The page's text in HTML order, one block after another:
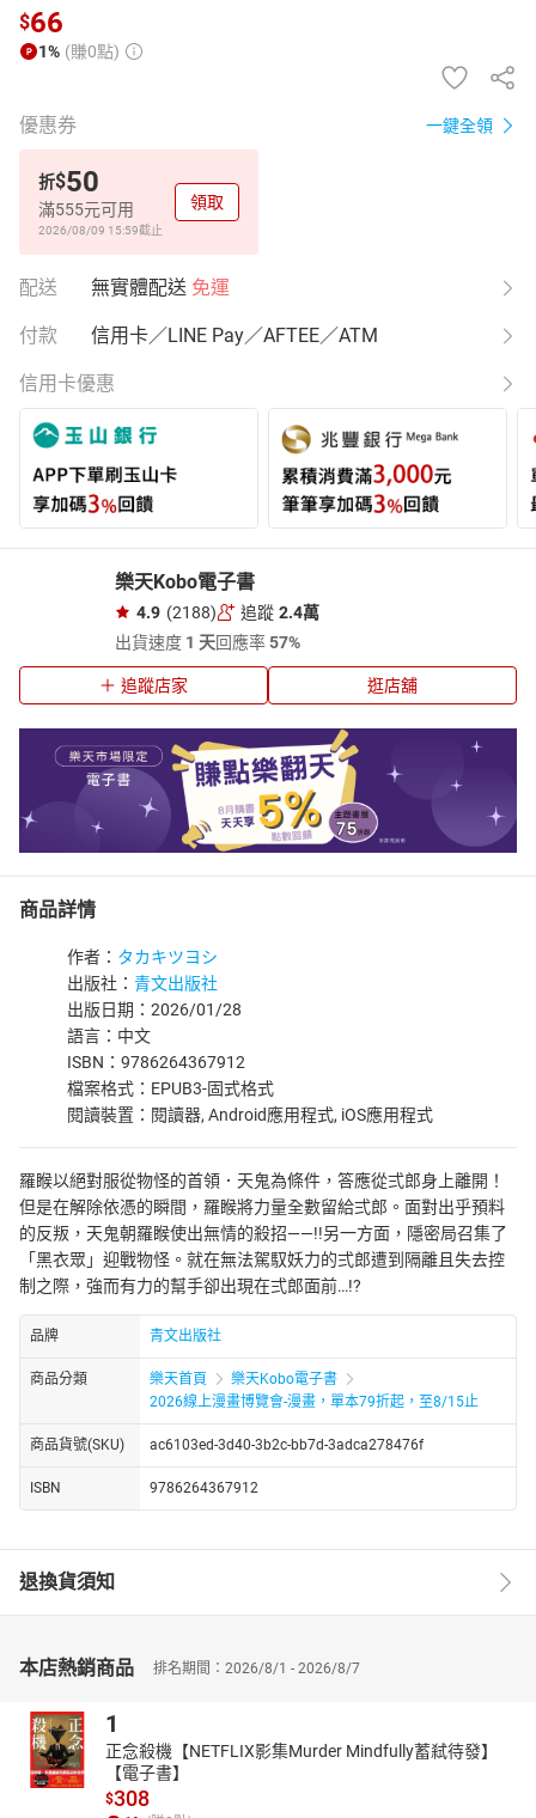
$66
1% (賺0點)
優惠券 一鍵全領
折$50
滿555元可用
2026/08/09 15:59截止
領取
配送 無實體配送 免運
付款 信用卡／LINE Pay／AFTEE／ATM
信用卡優惠
樂天Kobo電子書
4.9 (2188) 追蹤 2.4萬
出貨速度 1 天回應率57%
追蹤店家 逛店舖
商品詳情
作者： タカキツヨシ
出版社： 青文出版社
出版日期：2026/01/28
語言：中文
ISBN：9786264367912
檔案格式：EPUB3-固式格式
閱讀裝置：閱讀器, Android應用程式, iOS應用程式
羅睺以絕對服從物怪的首領．天鬼為條件，答應從弍郎身上離開！
但是在解除依憑的瞬間，羅睺將力量全數留給弍郎。面對出乎預料
的反叛，天鬼朝羅睺使出無情的殺招——!!另一方面，隱密局召集了
「黑衣眾」迎戰物怪。就在無法駕馭妖力的弍郎遭到隔離且失去控
制之際，強而有力的幫手卻出現在弍郎面前…!?
品牌 青文出版社
商品分類 樂天首頁
樂天Kobo電子書
2026線上漫畫博覽會-漫畫，單本79折起，至8/15止
商品貨號(SKU) ac6103ed-3d40-3b2c-bb7d-3adca278476f
ISBN 9786264367912
退換貨須知
本店熱銷商品 排名期間：2026/8/1 - 2026/8/7
1
正念殺機【NETFLIX影集Murder Mindfully蓄弒待發】
【電子書】
$308